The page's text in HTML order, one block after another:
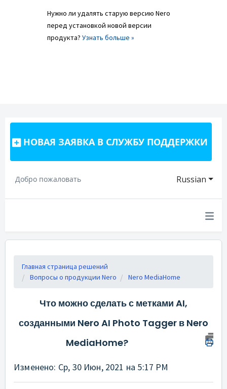
Нужно ли удалять старую версию Nero
перед установкой новой версии
продукта? Узнать больше »
НОВАЯ ЗАЯВКА В СЛУЖБУ ПОДДЕРЖКИ
Russian
Добро пожаловать
Главная страница решений
Вопросы о продукции Nero
Nero MediaHome
Что можно сделать с метками AI,
созданными Nero AI Photo Tagger в Nero
MediaHome?
Изменено: Ср, 30 Июн, 2021 на 5:17 PM